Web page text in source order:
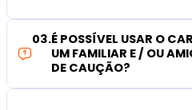
03.É POSSÍVEL USAR O
UM FAMILIAR E / OU
DE CAUÇÃO?